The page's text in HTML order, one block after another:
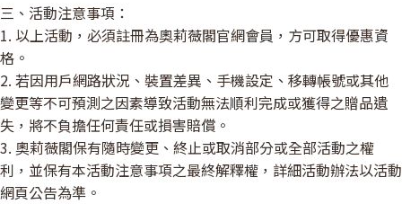
三、活動注意事項：
1. 以上活動，必須註冊為奧莉薇閣官網會員，方可取得優惠資
格。
2. 若因用戶網路狀況、裝置差異、手機設定、移轉帳號或其他
變更等不可預測之因素導致活動無法順利完成或獲得之贈品遺
失，將不負擔任何責任或損害賠償。
3. 奧莉薇閣保有隨時變更、終止或取消部分或全部活動之權
利，並保有本活動注意事項之最終解釋權，詳細活動辦法以活動
網頁公告為準。